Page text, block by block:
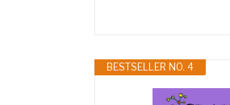
BESTSELLER NO. 4